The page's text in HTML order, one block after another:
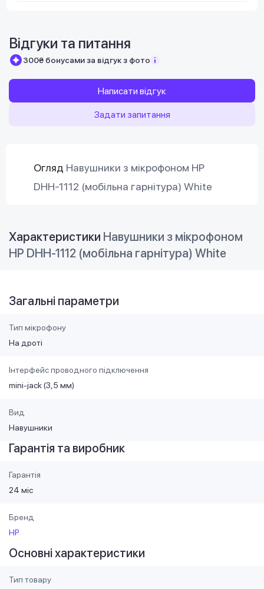
Відгуки та питання
300₴ бонусами за відгук з фото
Написати відгук
Задати запитання
Огляд Навушники з мікрофоном HP
DHH-1112 (мобільна гарнітура) White
Характеристики Навушники з мікрофоном
HP DHH-1112 (мобільна гарнітура) White
Загальні параметри
Тип мікрофону
На дроті
Інтерфейс проводного підключення
mini-jack (3,5 мм)
Вид
Навушники
Гарантія та виробник
Гарантія
24 міс
Бренд
HP
Основні характеристики
Тип товару